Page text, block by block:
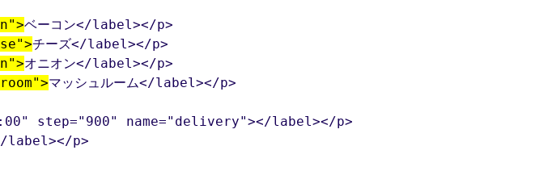
ベーコン</label></p>
チーズ</label></p>
オニオン</label></p>
マッシュルーム</label></p>
step="900" name="delivery"></label></p>
label></p>